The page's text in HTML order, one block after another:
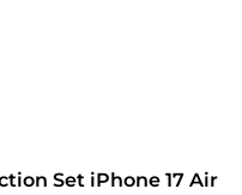
Set iPhone 17 Air